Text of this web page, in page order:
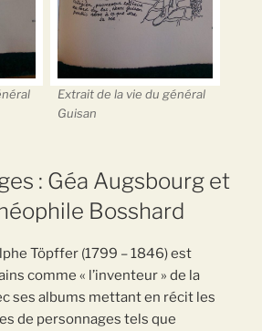
Extrait de la vie du général
Guisan
: Géa Augsbourg et
Bosshard
Töpffer (1799 – 1846) est
comme « l’inventeur » de la
ses albums mettant en récit les
de personnages tels que